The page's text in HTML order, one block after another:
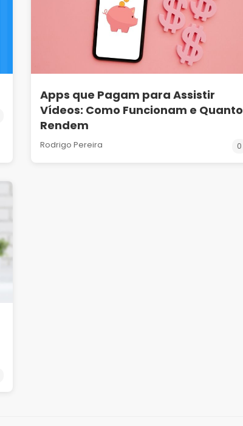
Apps que Pagam para Assistir
Vídeos: Como Funcionam e Quanto
Rendem
Rodrigo Pereira 0